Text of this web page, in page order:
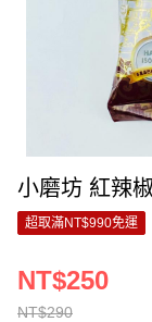
小磨坊 紅辣
超取滿NT$990免運
NT$290
NT$250